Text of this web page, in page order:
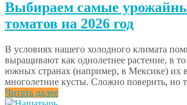
Выбираем самые
томатов на 2026 год
В условиях нашего холодного климата
выращивают как однолетнее растение, в
южных странах (например, в Мексике) их
многолетние кусты. Сложно поверить, но
Читать далее